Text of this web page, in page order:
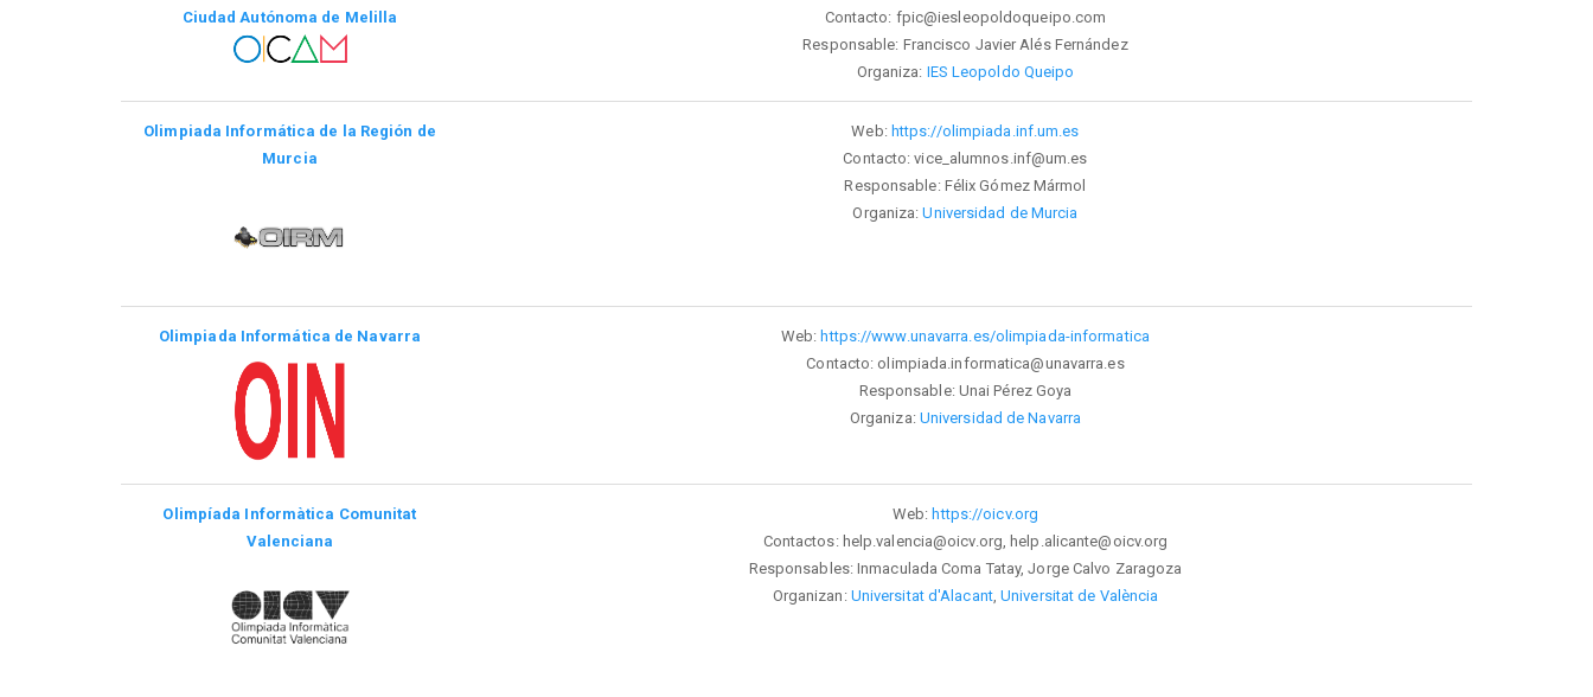
Ciudad Autónoma de Melilla
Contacto: fpic@iesleopoldoqueipo.com
Responsable: Francisco Javier Alés Fernández
Organiza: IES Leopoldo Queipo
Olimpiada Informática de la Región de
Murcia
Web: https://olimpiada.inf.um.es
Contacto: vice_alumnos.inf@um.es
Responsable: Félix Gómez Mármol
Organiza:Universidad de Murcia
Olimpiada Informática de Navarra Web:https://www.unavarra.es/olimpiada-informatica
Contacto: olimpiada.informatica@unavarra.es
Responsable: Unai Pérez Goya
Organiza: Universidad de Navarra
Olimpíada Informàtica Comunitat
Valenciana
Web:https://oicv.org
Contactos: help.valencia@oicv.org, help.alicante@oicv.org
Responsables: Inmaculada Coma Tatay, Jorge Calvo Zaragoza
Organizan: Universitat d'Alacant,Universitat de València